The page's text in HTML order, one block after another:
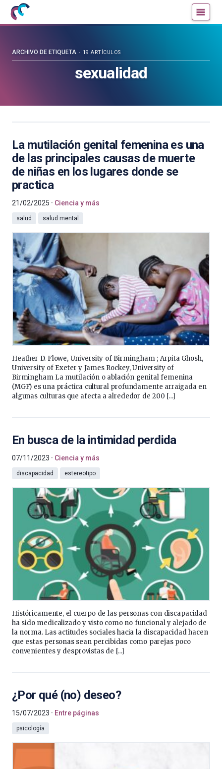
Mujeres
con
blog
sexualidad
ARCHIVO DE ETIQUETA 19 ARTÍCULOS
La mutilación genital femenina es una
de las principales causas de muerte
de niñas en los lugares donde se
practica
21/02/2025 Ciencia y más
salud salud mental
Heather D. Flowe, University of Birmingham ; Arpita Ghosh,
University of Exeter y James Rockey, University of
Birmingham La mutilación o ablación genital femenina
(MGF) es una práctica cultural profundamente arraigada en
algunas culturas que afecta a alrededor de 200 […]
En busca de la intimidad perdida
07/11/2023 Ciencia y más
discapacidad estereotipo
Históricamente, el cuerpo de las personas con discapacidad
ha sido medicalizado y visto como no funcional y alejado de
la norma. Las actitudes sociales hacia la discapacidad hacen
que estas personas sean percibidas como parejas poco
convenientes y desprovistas de […]
¿Por qué (no) deseo?
15/07/2023 Entre páginas
psicología